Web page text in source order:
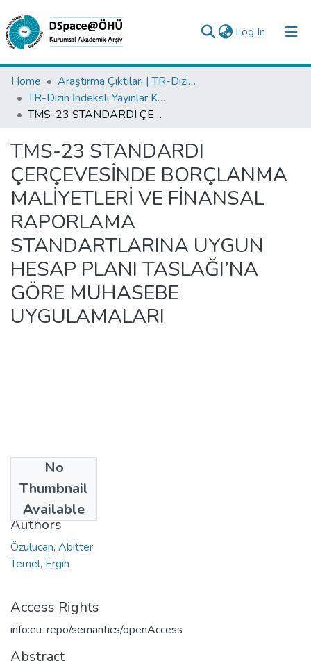
Log In (current)
Collections
All of DSpace
Analyze
Request/Question
Home
Araştırma Çıktıları | TR-Dizin | WoS | Scopus | PubMed
TR-Dizin İndeksli Yayınlar Koleksiyonu
TMS-23 STANDARDI ÇERÇEVESİNDE BORÇLANMA MALİYETLERİ VE FİNANSAL RAPORLAMA STANDARTLARINA UYGUN HESAP PLANI TASLAĞI’NA GÖRE MUHASEBE UYGULAMALARI
TMS-23 STANDARDI
ÇERÇEVESİNDE BORÇLANMA
MALİYETLERİ VE FİNANSAL
RAPORLAMA
STANDARTLARINA UYGUN
HESAP PLANI TASLAĞI’NA
GÖRE MUHASEBE
UYGULAMALARI
No
Thumbnail
Available
2021
Authors
Özulucan, Abitter
Temel, Ergin
Access Rights
info:eu-repo/semantics/openAccess
Abstract